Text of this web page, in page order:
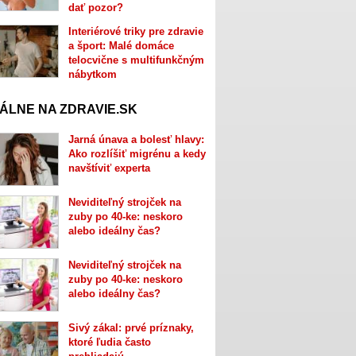
dať pozor?
Interiérové triky pre zdravie
a šport: Malé domáce
telocvične s multifunkčným
nábytkom
NA ZDRAVIE.SK
Jarná únava a bolesť hlavy:
Ako rozlíšiť migrénu a kedy
navštíviť experta
Neviditeľný strojček na
zuby po 40-ke: neskoro
alebo ideálny čas?
Neviditeľný strojček na
zuby po 40-ke: neskoro
alebo ideálny čas?
Sivý zákal: prvé príznaky,
ktoré ľudia často